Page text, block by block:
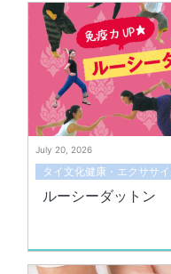
July 20, 2026
タイ文化健康・エクササ
ルーシーダットン